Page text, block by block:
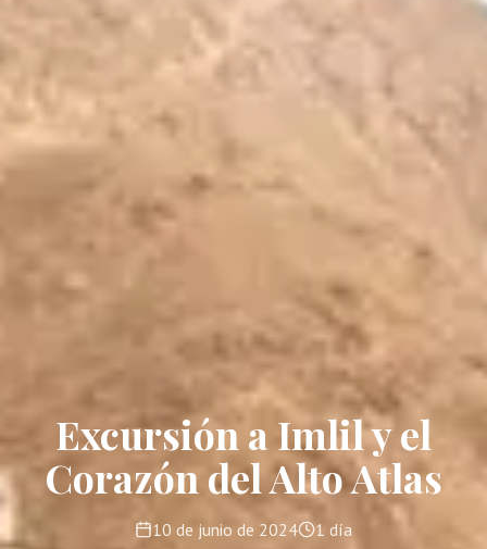
Excursión a Imlil y el
Corazón del Alto Atlas
10 de junio de 2024 1 día